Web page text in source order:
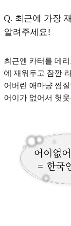
Q. 최근에 가장
알려주세요!
최근엔 카터를 데
에 재워두고 잠깐
어버린 애마냥 찜
어이가 없어서 헛